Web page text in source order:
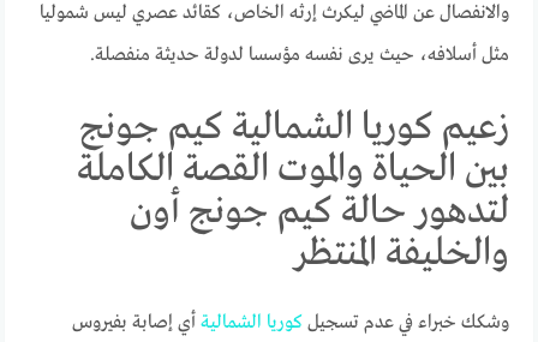
والانفصال عن الماضي ليكرث إرثه الخاص، كقائد عصري ليس شموليا
مثل أسلافه، حيث يرى نفسه مؤسسا لدولة حديثة منفصلة.
زعيم كوريا الشمالية كيم جونج
بين الحياة والموت القصة الكاملة
لتدهور حالة كيم جونج أون
والخليفة المنتظر
وشكك خبراء في عدم تسجيلكوريا الشمالية أي إصابة بفيروس